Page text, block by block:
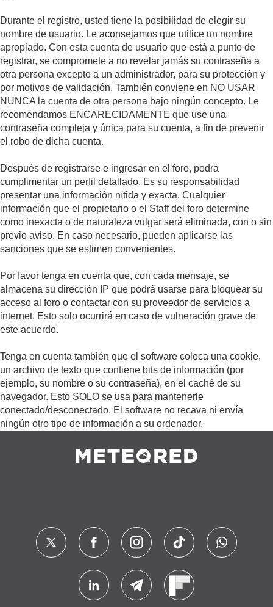
Durante el registro, usted tiene la posibilidad de elegir su
nombre de usuario. Le aconsejamos que utilice un nombre
apropiado. Con esta cuenta de usuario que está a punto de
registrar, se compromete a no revelar jamás su contraseña a
otra persona excepto a un administrador, para su protección y
por motivos de validación. También conviene en NO USAR
NUNCA la cuenta de otra persona bajo ningún concepto. Le
recomendamos ENCARECIDAMENTE que use una
contraseña compleja y única para su cuenta, a fin de prevenir
el robo de dicha cuenta.
Después de registrarse e ingresar en el foro, podrá
cumplimentar un perfil detallado. Es su responsabilidad
presentar una información nítida y exacta. Cualquier
información que el propietario o el Staff del foro determine
como inexacta o de naturaleza vulgar será eliminada, con o sin
previo aviso. En caso necesario, pueden aplicarse las
sanciones que se estimen convenientes.
Por favor tenga en cuenta que, con cada mensaje, se
almacena su dirección IP que podrá usarse para bloquear su
acceso al foro o contactar con su proveedor de servicios a
internet. Esto solo ocurrirá en caso de vulneración grave de
este acuerdo.
Tenga en cuenta también que el software coloca una cookie,
un archivo de texto que contiene bits de información (por
ejemplo, su nombre o su contraseña), en el caché de su
navegador. Esto SOLO se usa para mantenerle
conectado/desconectado. El software no recava ni envía
ningún otro tipo de información a su ordenador.